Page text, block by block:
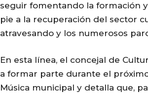
seguir fomentando la formación
pie a la recuperación del sector
atravesando y los numerosos
En esta línea, el concejal de
a formar parte durante el
Música municipal y detalla que,